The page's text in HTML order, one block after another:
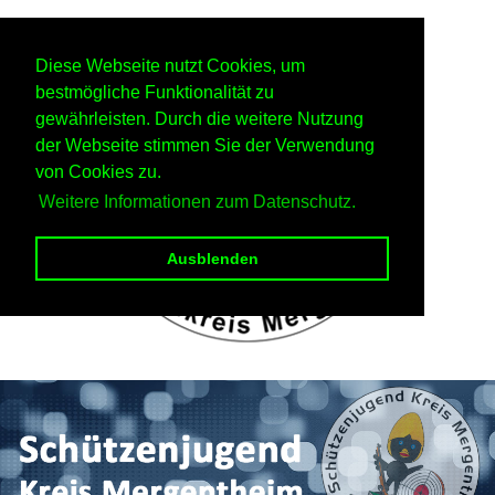
Diese Webseite nutzt Cookies, um
bestmögliche Funktionalität zu
gewährleisten. Durch die weitere Nutzung
der Webseite stimmen Sie der Verwendung
von Cookies zu.
Weitere Informationen zum Datenschutz.
Ausblenden